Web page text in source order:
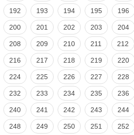
192 193 194 195 196
200 201 202 203 204
208 209 210 211 212
216 217 218 219 220
224 225 226 227 228
232 233 234 235 236
240 241 242 243 244
248 249 250 251 252